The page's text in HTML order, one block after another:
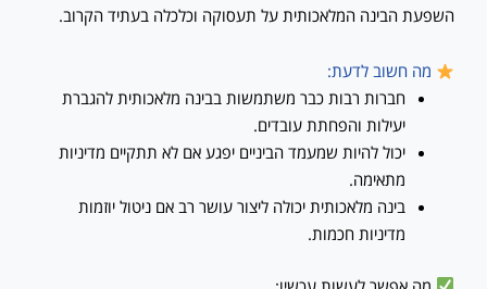
השפעת הבינה המלאכותית על תעסוקה וכלכלה בעתיד הקרוב.
מה חשוב לדעת:
חברות רבות כבר משתמשות בבינה מלאכותית להגברת
יעילות והפחתת עובדים.
יכול להיות שמעמד הביניים יפגע אם לא תתקיים מדיניות
מתאימה.
בינה מלאכותית יכולה ליצור עושר רב אם ניטול יוזמות
מדיניות חכמות.